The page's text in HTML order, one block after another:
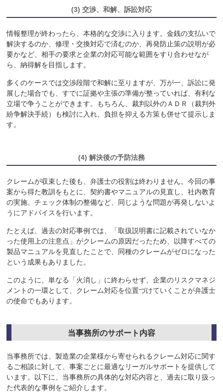
(3) 交渉、和解、訴訟対応
情報整理が終わったら、本格的な交渉に入ります。金銭の支払いで
解決するのか、修理・交換対応で済むのか、再発防止策の説明が必
要かなど、相手の要求と企業の対応可能な範囲をすり合わせなが
ら、納得解を目指します。
多くのケースでは交渉段階で和解に至りますが、万が一、訴訟に発
展した場合でも、すでに証拠や主張の準備が整っていれば、有利な
立場で争うことができます。もちろん、裁判以外のＡＤＲ（裁判外
紛争解決手続）も検討に入れ、負担を抑える方策も併せて提示しま
す。
(4) 解決後の予防法務
クレームが収束した後も、弁護士の役割は終わりません。今回の事
案から得た教訓をもとに、契約書やマニュアルの見直し、社内教育
の実施、チェック体制の整備など、同じような問題が再発しないよ
うにアドバイスを行います。
たとえば、過去の対応事例では、「取扱説明書に記載されていなか
った使用上の注意点」がクレームの原因だったため、以降すべての
製品マニュアルを見直したことで、同種のクレームがゼロになった
という成果もありました。
このように、単なる「火消し」に終わらせず、企業のリスクマネジ
メントの一環として、クレーム対応を位置づけていくことが弁護士
の使命でもあります。
当事務所のサポート内容
当事務所では、製造業の企業様から寄せられるクレーム対応に関す
るご相談に対して、事案ごとに最適なリーガルサポートを提供して
います。以下に、当事務所の具体的な対応内容と、過去に取り扱っ
た代表的な事例をご紹介します。